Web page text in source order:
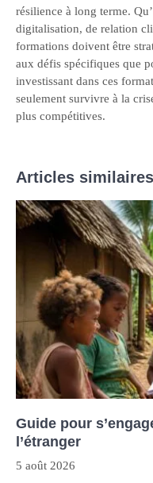
résilience à long terme.
digitalisation, de relation
formations doivent être
aux défis spécifiques que
investissant dans ces
seulement survivre à la
plus compétitives.
Articles similaires
Guide pour
l’étranger
5 août 2026